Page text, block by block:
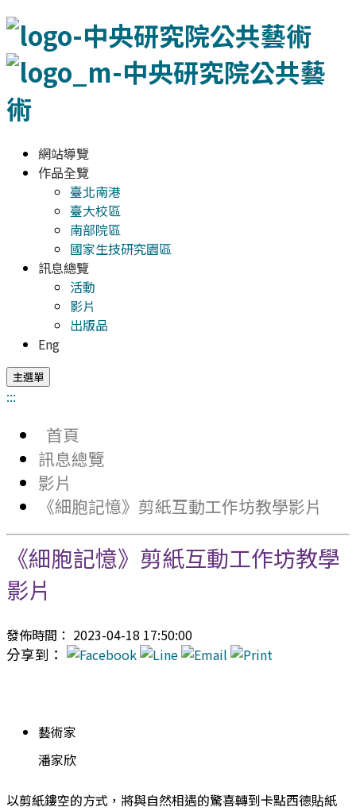
網站導覽
作品全覽
臺北南港
臺大校區
南部院區
國家生技研究園區
訊息總覽
活動
影片
出版品
Eng
主選單
:::
首頁
訊息總覽
影片
《細胞記憶》剪紙互動工作坊教學影片
《細胞記憶》剪紙互動工作坊教學
影片
發佈時間： 2023-04-18 17:50:00
分享到：
藝術家
潘家欣
以剪紙鏤空的方式，將與自然相遇的驚喜轉到卡點西德貼紙